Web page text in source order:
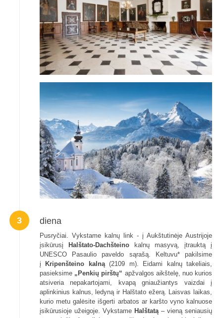
3 diena
Pusryčiai. Vykstame kalnų link - į Aukštutinėje Austrijoje
įsikūrusį Halštato-Dachšteino kalnų masyvą, įtrauktą į
UNESCO Pasaulio paveldo sąrašą. Keltuvu* pakilsime
įKripenšteino kalną(2109 m). Eidami kalnų takeliais,
pasieksime „Penkių pirštų“ apžvalgos aikštelę, nuo kurios
atsiveria nepakartojami, kvapą gniaužiantys vaizdai į
aplinkinius kalnus, ledyną ir Halštato ežerą. Laisvas laikas,
kurio metu galėsite išgerti arbatos ar karšto vyno kalnuose
įsikūrusioje užeigoje. Vykstame Halštatą – vieną seniausių